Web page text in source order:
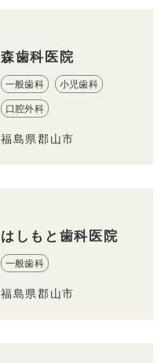
森歯科医院
一般歯科 小児歯科
口腔外科
福島県郡山市
はしもと歯科医院
一般歯科
福島県郡山市